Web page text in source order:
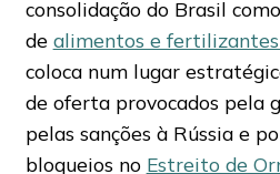
consolidação do Brasil
de alimentos e fertilizantes
coloca num lugar
de oferta provocados pela
pelas sanções à Rússia e
bloqueios no Estreito de